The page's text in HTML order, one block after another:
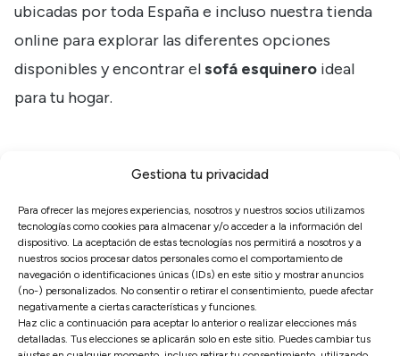
Gestiona tu privacidad
Para ofrecer las mejores experiencias, nosotros y nuestros socios utilizamos
tecnologías como cookies para almacenar y/o acceder a la información del
dispositivo. La aceptación de estas tecnologías nos permitirá a nosotros y a
nuestros socios procesar datos personales como el comportamiento de
navegación o identificaciones únicas (IDs) en este sitio y mostrar anuncios
(no-) personalizados. No consentir o retirar el consentimiento, puede afectar
negativamente a ciertas características y funciones.
Haz clic a continuación para aceptar lo anterior o realizar elecciones más
detalladas. Tus elecciones se aplicarán solo en este sitio. Puedes cambiar tus
ubicadas por toda Españae incluso nuestratienda
online para explorar las diferentes opciones
disponibles y encontrar elsofá esquinero ideal
para tu hogar.
SOFÁ RINCONERA MODELO HUELVA
Ver vídeo
2.408€
SOFÁ RINCONERA DALÍ EXTRAIBLE
Ver vídeo